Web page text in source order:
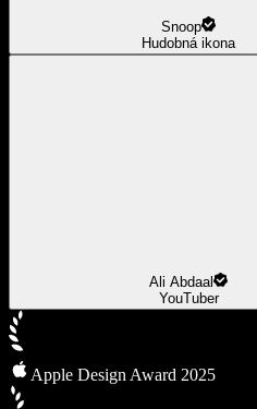
Snoop
Hudobná ikona
Ali Abdaal
YouTuber
Apple Design Award 2025